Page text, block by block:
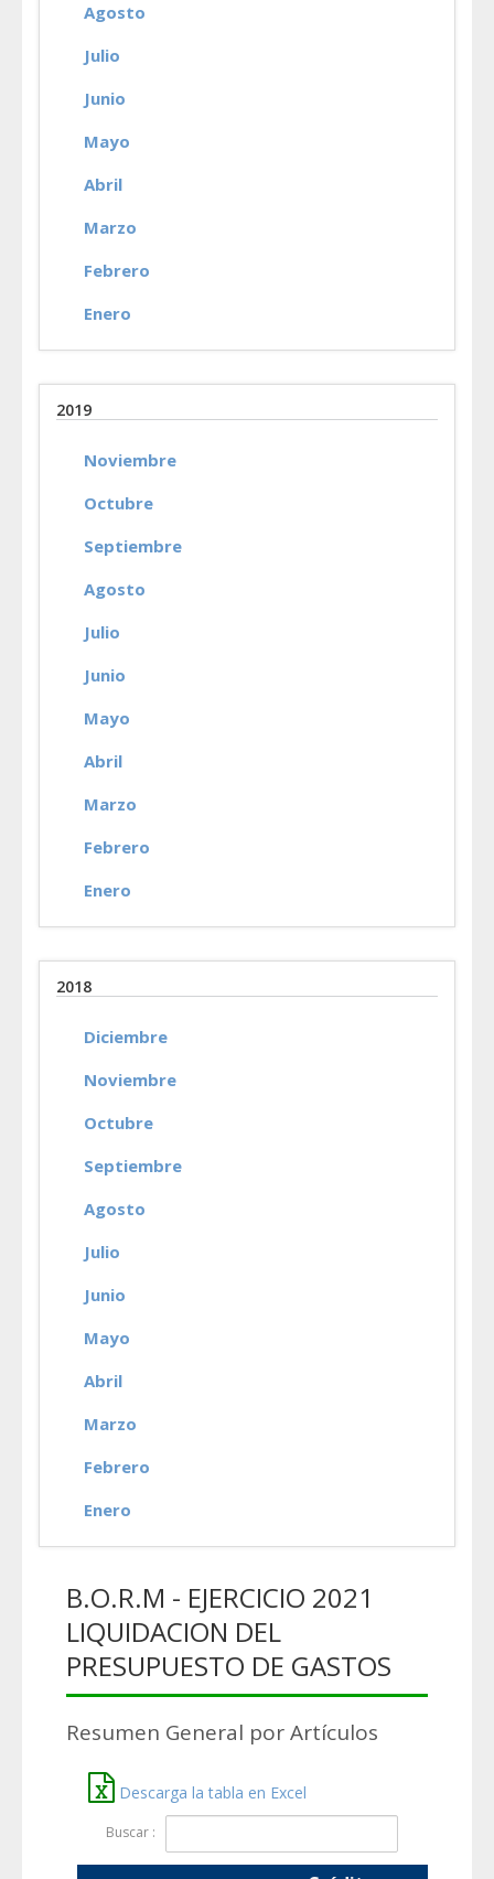
Agosto
Julio
Junio
Mayo
Abril
Marzo
Febrero
Enero
2019
Noviembre
Octubre
Septiembre
Agosto
Julio
Junio
Mayo
Abril
Marzo
Febrero
Enero
2018
Diciembre
Noviembre
Octubre
Septiembre
Agosto
Julio
Junio
Mayo
Abril
Marzo
Febrero
Enero
B.O.R.M - EJERCICIO 2021
LIQUIDACION DEL
PRESUPUESTO DE GASTOS
Resumen General por Artículos
Descarga la tabla en Excel
Buscar :